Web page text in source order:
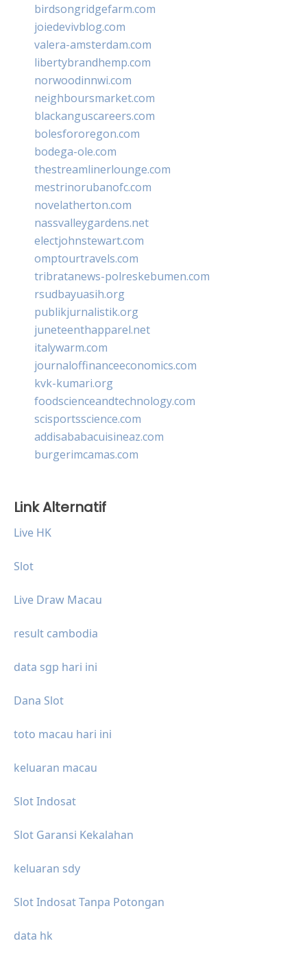
birdsongridgefarm.com
joiedevivblog.com
valera-amsterdam.com
libertybrandhemp.com
norwoodinnwi.com
neighboursmarket.com
blackanguscareers.com
bolesfororegon.com
bodega-ole.com
thestreamlinerlounge.com
mestrinorubanofc.com
novelatherton.com
nassvalleygardens.net
electjohnstewart.com
omptourtravels.com
tribratanews-polreskebumen.com
rsudbayuasih.org
publikjurnalistik.org
juneteenthapparel.net
italywarm.com
journaloffinanceeconomics.com
kvk-kumari.org
foodscienceandtechnology.com
scisportsscience.com
addisababacuisineaz.com
burgerimcamas.com
Link Alternatif
Live HK
Slot
Live Draw Macau
result cambodia
data sgp hari ini
Dana Slot
toto macau hari ini
keluaran macau
Slot Indosat
Slot Garansi Kekalahan
keluaran sdy
Slot Indosat Tanpa Potongan
data hk